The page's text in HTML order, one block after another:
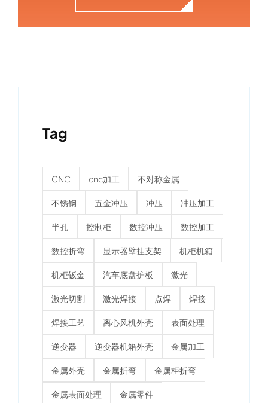
Tag
CNC cnc加工 不对称金属
不锈钢 五金冲压 冲压 冲压加工
半孔 控制柜 数控冲压 数控加工
数控折弯 显示器壁挂支架 机柜机箱
机柜钣金 汽车底盘护板 激光
激光切割 激光焊接 点焊 焊接
焊接工艺 离心风机外壳 表面处理
逆变器 逆变器机箱外壳 金属加工
金属外壳 金属折弯 金属柜折弯
金属表面处理 金属零件